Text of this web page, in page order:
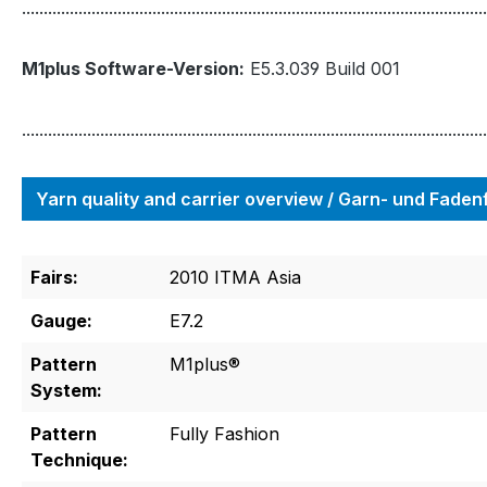
M1plus Software-Version: E5.3.039 Build 001
Yarn quality and carrier overview / Garn- und
Fairs:
2010 ITMA Asia
Gauge:
E7.2
Pattern
System:
M1plus®
Pattern
Technique:
Fully Fashion